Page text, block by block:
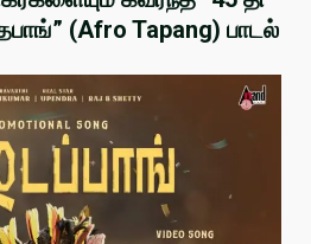
(Afro Tapang) பாடல்